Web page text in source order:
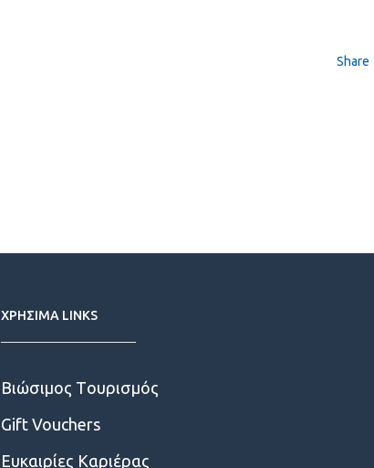
Share
ΧΡΗΣΙΜΑ LINKS
Βιώσιμος Tουρισμός
Gift Vouchers
Ευκαιρίες Kαριέρας